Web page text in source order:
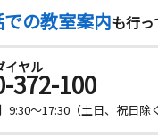
の教室案内も行
イヤル
372-100
9:30～17:30（土日、祝日除く